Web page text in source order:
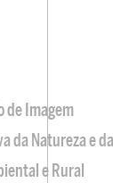
de Imagem
da Natureza e
e Rural